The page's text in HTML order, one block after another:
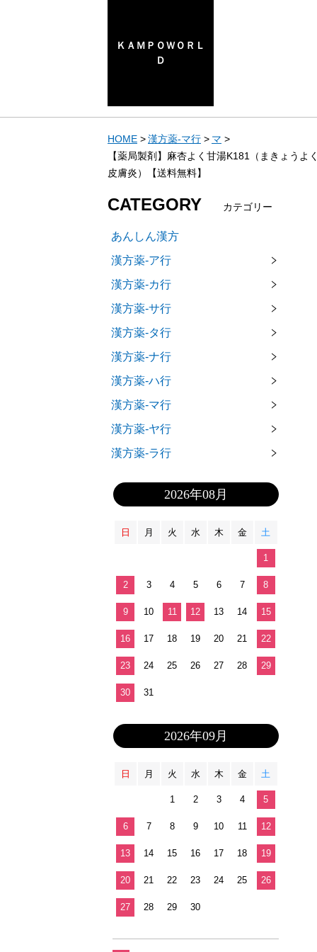
ＫＡＭＰＯＷＯＲＬ
Ｄ
HOME 漢方薬-マ行
マ
【薬局製剤】麻杏よく甘湯K181（まきょう
皮膚炎）【送料無料】
CATEGORY カテゴリー
あんしん漢方
漢方薬-ア行
漢方薬-カ行
漢方薬-サ行
漢方薬-タ行
漢方薬-ナ行
漢方薬-ハ行
漢方薬-マ行
漢方薬-ヤ行
漢方薬-ラ行
2026年08月
日 月 火 水 木 金 土
1
2 3 4 5 6 7 8
9 10 11 12 13 14 15
16 17 18 19 20 21 22
23 24 25 26 27 28 29
30 31
2026年09月
日 月 火 水 木 金 土
1 2 3 4 5
6 7 8 9 10 11 12
13 14 15 16 17 18 19
20 21 22 23 24 25 26
27 28 29 30